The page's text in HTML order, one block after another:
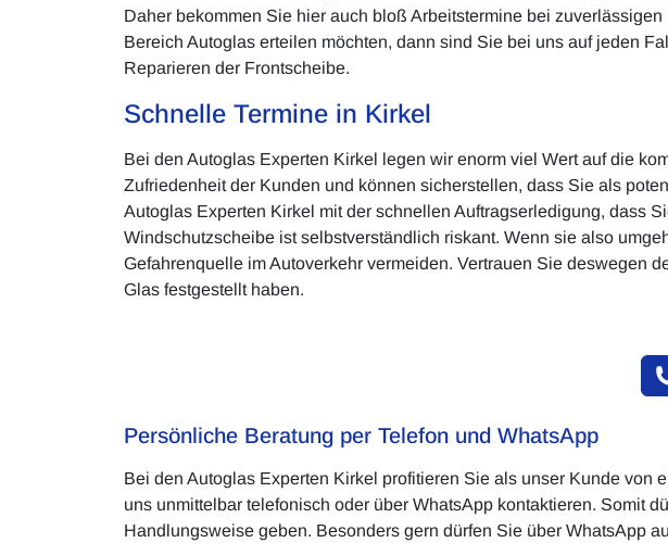
Daher bekommen Sie hier auch bloß Arbeitstermine bei
Bereich Autoglas erteilen möchten, dann sind Sie bei uns auf jeden
Reparieren der Frontscheibe.
Schnelle Termine in Kirkel
Bei den Autoglas Experten Kirkel legen wir enorm viel Wert auf die
Zufriedenheit der Kunden und können sicherstellen, dass Sie als
Autoglas Experten Kirkel mit der schnellen Auftragserledigung, dass
Windschutzscheibe ist selbstverständlich riskant. Wenn sie also
Gefahrenquelle im Autoverkehr vermeiden. Vertrauen Sie deswegen
Glas festgestellt haben.
Persönliche Beratung per Telefon und WhatsApp
Bei den Autoglas Experten Kirkel profitieren Sie als unser Kunde
uns unmittelbar telefonisch oder über WhatsApp kontaktieren. Somit
Handlungsweise geben. Besonders gern dürfen Sie über WhatsApp